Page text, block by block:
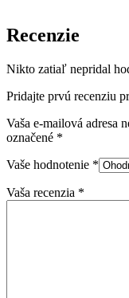
Recenzie
Nikto zatiaľ nepridal
Pridajte prvú recenziu
Vaša e-mailová adresa
označené *
Vaše hodnotenie *
Vaša recenzia *